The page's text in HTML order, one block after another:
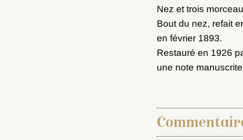
Nez et trois
Bout du nez, refait
en février 1893.
Restauré en 1926
une note